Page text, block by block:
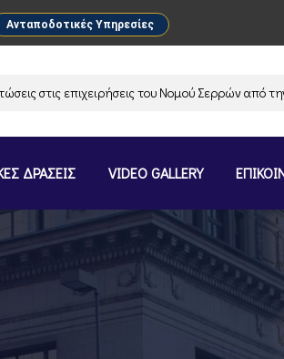
Ανταποδοτικές Υπηρεσίες
στις επιχειρήσεις του Νομού Σερρών από την
ΔΡΑΣΕΙΣ VIDEO GALLERY